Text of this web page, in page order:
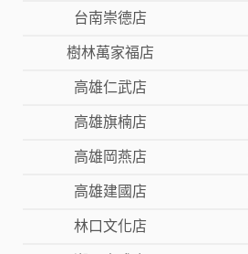
台南崇德店
樹林萬家福店
高雄仁武店
高雄旗楠店
高雄岡燕店
高雄建國店
林口文化店